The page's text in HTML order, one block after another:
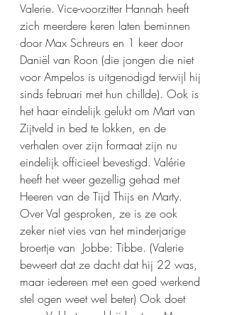
Valerie. Vice-voorzitter Hannah heeft
zich meerdere keren laten beminnen
door Max Schreurs en 1 keer door
Daniël van Roon (die jongen die niet
voor Ampelos is uitgenodigd terwijl hij
sinds februari met hun chillde). Ook is
het haar eindelijk gelukt om Mart van
Zijtveld in bed te lokken, en de
verhalen over zijn formaat zijn nu
eindelijk officieel bevestigd. Valérie
heeft het weer gezellig gehad met
Heeren van de Tijd Thijs en Marty.
Over Val gesproken, ze is ze ook
zeker niet vies van het minderjarige
broertje van  Jobbe: Tibbe. (Valerie
beweert dat ze dacht dat hij 22 was,
maar iedereen met een goed werkend
stel ogen weet wel beter) Ook doet